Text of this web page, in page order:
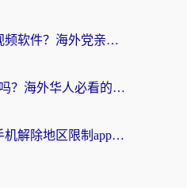
在国外怎么看咪咕视频软件？海外党亲测有效的回国加速方案
12123在国外能登录吗？海外华人必看的回国加速实用指南
海外党追剧必备：手机解除地区限制app怎么选？解决央视视频&国内剧地区限制全指南